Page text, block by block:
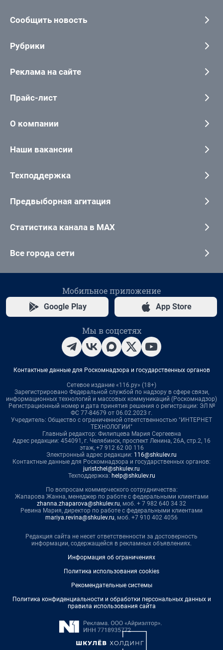
Сообщить новость
Рубрики
Реклама на сайте
Прайс-лист
О компании
Наши вакансии
Техподдержка
Предвыборная агитация
Статистика канала в MAX
Все города сети
Мобильное приложение
Google Play App Store
Мы в соцсетях
Контактные данные для Роскомнадзора и государственных органов
Сетевое издание «116.ру» (18+)
Зарегистрировано Федеральной службой по надзору в сфере связи,
информационных технологий и массовых коммуникаций (Роскомнадзор)
Регистрационный номер и дата принятия решения о регистрации: ЭЛ №
ФС 77-84679 от 06.02.2023 г.
Учредитель: Общество с ограниченной ответственностью "ИНТЕРНЕТ
ТЕХНОЛОГИИ"
Главный редактор: Филипцева Мария Сергеевна
Адрес редакции: 454091, г. Челябинск, проспект Ленина, 26А, стр.2, 16
этаж, +7 912 62 00 116
Электронный адрес редакции: 116@shkulev.ru
Контактные данные для Роскомнадзора и государственных органов:
juristchel@shkulev.ru
Техподдержка: help@shkulev.ru
По вопросам коммерческого сотрудничества:
Жапарова Жанна, менеджер по работе с федеральными клиентами
zhanna.zhaparova@shkulev.ru, моб. + 7 982 640 34 32
Ревина Мария, директор по работе с федеральными клиентами
mariya.revina@shkulev.ru, моб. +7 910 402 4056
Редакция сайта не несет ответственности за достоверность
информации, содержащейся в рекламных объявлениях.
Информация об ограничениях
Политика использования cookies
Рекомендательные системы
Политика конфиденциальности и обработки персональных данных и
правила использования сайта